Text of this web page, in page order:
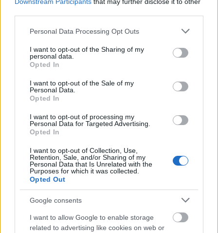
Please note that this website/app uses one or more Google
not limited to your visit or usage behaviour. You may click to
grant or deny consent to Google and its third-party tags to
use your data for below specified purposes in below Google
consent section.
Personal Data Processing Opt Outs
I want to opt-out of the Sharing of my
personal data.
Opted In
I want to opt-out of the Sale of my
Personal Data.
Opted In
I want to opt-out of processing my
Personal Data for Targeted Advertising.
Opted In
I want to opt-out of Collection, Use,
Retention, Sale, and/or Sharing of my
Personal Data that Is Unrelated with the
Purposes for which it was collected.
Opted Out
Google consents
I want to allow Google to enable storage
related to advertising like cookies on web or
Tusványos: Hol a Quimby helye?
Kettős Mérce vendégszerző •2016. július 27.
bácsik miatt az esti fellépőn verjék el a port -
írja Balázsi-Pál Előd, az erdélyi Transindex felelős
szerkesztője, aki 2001 és 2006 között a Tusványos
zenei programjáért felelt, 2009 és 2013 között pedig